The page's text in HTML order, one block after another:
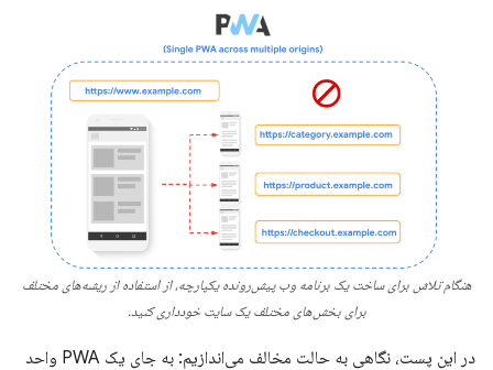
هنگام تلاش برای ساخت یک برنامه وب پیش‌رونده یکپارچه، از استفاده از ریشه‌های مختلف
برای بخش‌های مختلف یک سایت خودداری کنید.
در این پست، نگاهی به حالت مخالف می‌اندازیم: به جای یک PWA واحد